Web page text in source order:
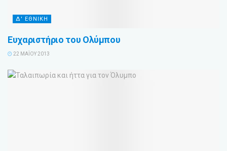
Δ' ΕΘΝΙΚΗ
Ευχαριστήριο του Ολύμπου
22 ΜΑΪ́ΟΥ 2013